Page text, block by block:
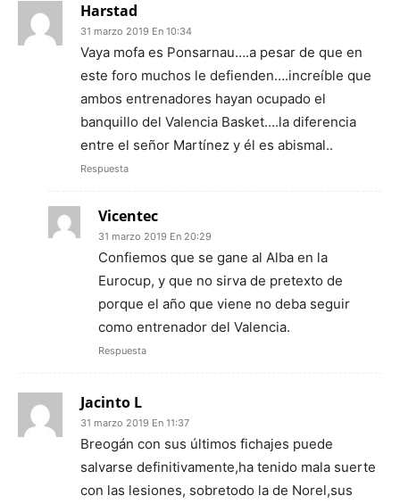
Harstad
31 marzo 2019 En 10:34
Vaya mofa es Ponsarnau….a pesar de que en
este foro muchos le defienden….increíble que
ambos entrenadores hayan ocupado el
banquillo del Valencia Basket….la diferencia
entre el señor Martínez y él es abismal..
Respuesta
Vicentec
31 marzo 2019 En 20:29
Confiemos que se gane al Alba en la
Eurocup, y que no sirva de pretexto de
porque el año que viene no deba seguir
como entrenador del Valencia.
Respuesta
Jacinto L
31 marzo 2019 En 11:37
Breogán con sus últimos fichajes puede
salvarse definitivamente,ha tenido mala suerte
con las lesiones, sobretodo la de Norel,sus